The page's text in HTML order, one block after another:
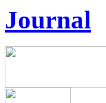
Journal